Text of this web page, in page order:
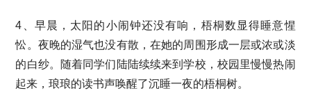
4、早晨，太阳的小闹钟还没有响，梧桐数显得睡意惺
忪。夜晚的湿气也没有散，在她的周围形成一层或浓或淡
的白纱。随着同学们陆陆续续来到学校，校园里慢慢热闹
起来，琅琅的读书声唤醒了沉睡一夜的梧桐树。